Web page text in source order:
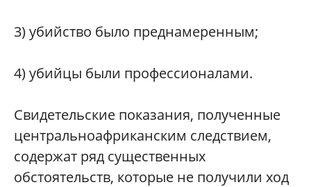
3) убийство было преднамеренным;
4) убийцы были профессионалами.
Свидетельские показания, полученные
центральноафриканским следствием,
содержат ряд существенных
обстоятельств, которые не получили ход